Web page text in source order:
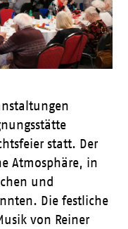
statt. Der
Atmosphäre, in
und
Die festliche
von Reiner